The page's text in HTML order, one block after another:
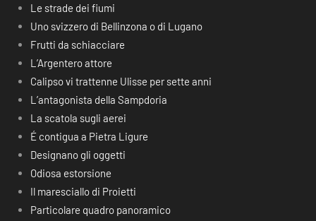
Le strade dei fiumi
Uno svizzero di Bellinzona o di Lugano
Frutti da schiacciare
L’Argentero attore
Calipso vi trattenne Ulisse per sette anni
L’antagonista della Sampdoria
La scatola sugli aerei
É contigua a Pietra Ligure
Designano gli oggetti
Odiosa estorsione
Il maresciallo di Proietti
Particolare quadro panoramico